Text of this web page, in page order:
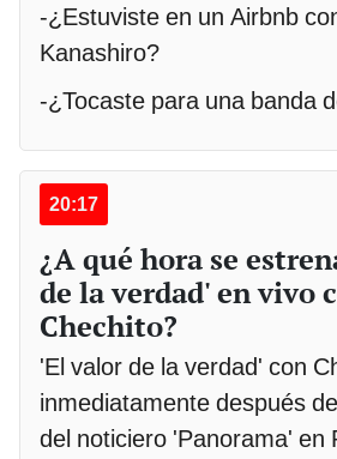
-¿Estuviste en un Airbnb
Kanashiro?
-¿Tocaste para una banda
20:17
¿A qué hora se
de la verdad' en vivo
Chechito?
'El valor de la verdad' con
inmediatamente después
del noticiero 'Panorama' en